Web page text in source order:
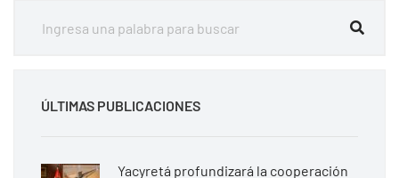
ÚLTIMAS PUBLICACIONES
Yacyretá profundizará la cooperación